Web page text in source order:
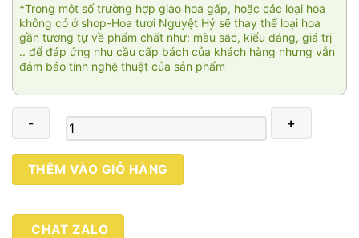
*Trong một số trường hợp giao hoa gấp, hoặc các loại hoa
không có ở shop-Hoa tươi Nguyệt Hỷ sẽ thay thế loại hoa
gần tương tự về phẩm chất như: màu sắc, kiểu dáng, giá trị
.. để đáp ứng nhu cầu cấp bách của khách hàng nhưng vẫn
đảm bảo tính nghệ thuật của sản phẩm
You
and
006
THÊM VÀO GIỎ HÀNG
CHAT ZALO